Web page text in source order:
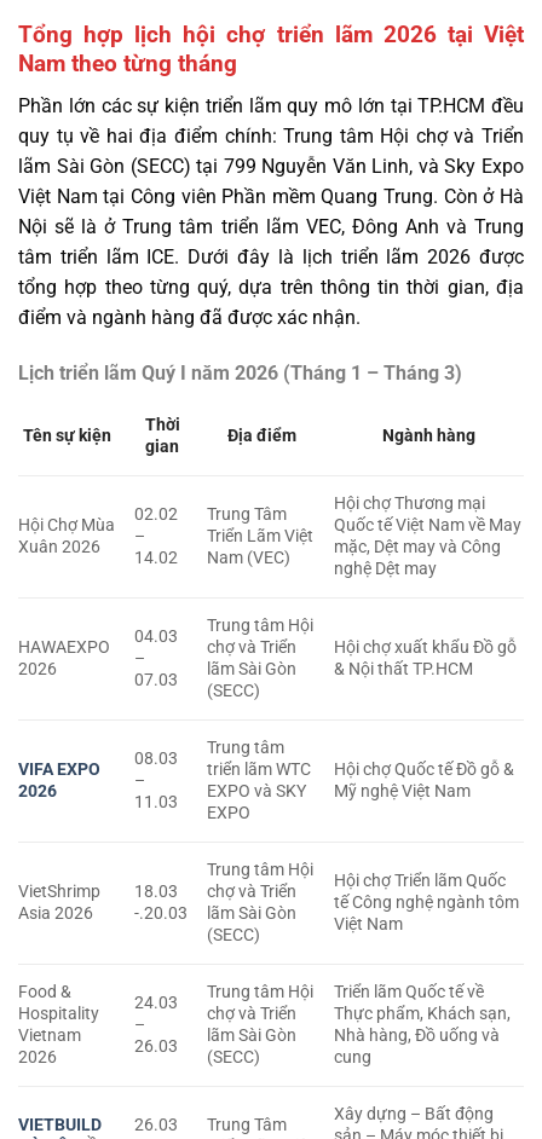
Tổng hợp lịch hội chợ triển lãm 2026 tại Việt
Nam theo từng tháng
Phần lớn các sự kiện triển lãm quy mô lớn tại TP.HCM đều
quy tụ về hai địa điểm chính: Trung tâm Hội chợ và Triển
lãm Sài Gòn (SECC) tại 799 Nguyễn Văn Linh, và Sky Expo
Việt Nam tại Công viên Phần mềm Quang Trung. Còn ở Hà
Nội sẽ là ở Trung tâm triển lãm VEC, Đông Anh và Trung
tâm triển lãm ICE. Dưới đây là lịch triển lãm 2026 được
tổng hợp theo từng quý, dựa trên thông tin thời gian, địa
điểm và ngành hàng đã được xác nhận.
Lịch triển lãm Quý I năm 2026 (Tháng 1 – Tháng 3)
Tên sự kiện
Thời
gian
Địa điểm Ngành hàng
Hội Chợ Mùa
Xuân 2026
02.02
–
14.02
Trung Tâm
Triển Lãm Việt
Nam (VEC)
Hội chợ Thương mại
Quốc tế Việt Nam về May
mặc, Dệt may và Công
nghệ Dệt may
HAWAEXPO
2026
04.03
–
07.03
Trung tâm Hội
chợ và Triển
lãm Sài Gòn
(SECC)
Hội chợ xuất khẩu Đồ gỗ
& Nội thất TP.HCM
VIFA EXPO
2026
08.03
–
11.03
Trung tâm
triển lãm WTC
EXPO và SKY
EXPO
Hội chợ Quốc tế Đồ gỗ &
Mỹ nghệ Việt Nam
VietShrimp
Asia 2026
18.03
-.20.03
Trung tâm Hội
chợ và Triển
lãm Sài Gòn
(SECC)
Hội chợ Triển lãm Quốc
tế Công nghệ ngành tôm
Việt Nam
Food &
Hospitality
Vietnam
2026
24.03
–
26.03
Trung tâm Hội
chợ và Triển
lãm Sài Gòn
(SECC)
Triển lãm Quốc tế về
Thực phẩm, Khách sạn,
Nhà hàng, Đồ uống và
cung
VIETBUILD
26.03
Trung Tâm
Xây dựng – Bất động